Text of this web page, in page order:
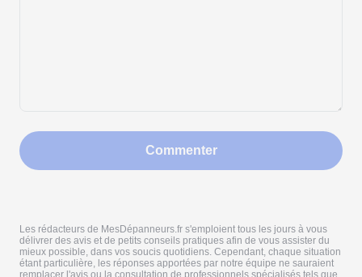
Commenter
Les rédacteurs de MesDépanneurs.fr s'emploient tous les jours à vous
délivrer des avis et de petits conseils pratiques afin de vous assister du
mieux possible, dans vos soucis quotidiens. Cependant, chaque situation
étant particulière, les réponses apportées par notre équipe ne sauraient
remplacer l'avis ou la consultation de professionnels spécialisés tels que